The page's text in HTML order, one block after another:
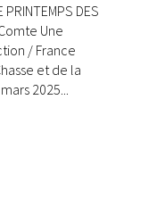
PRINTEMPS DES
Une
/ France
et de la
2025...